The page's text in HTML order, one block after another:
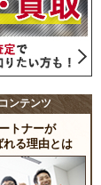
ンテンツ
トナーが
れる理由とは